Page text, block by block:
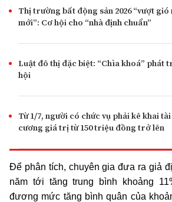
Thị trường bất động sản 2026 “vượt
mới”: Cơ hội cho “nhà định chuẩn”
Luật đô thị đặc biệt: “Chìa khoá” phát
hội
Từ 1/7, người có chức vụ phải kê khai
cương giá trị từ 150 triệu đồng trở lên
Để phân tích, chuyên gia đưa ra giả
năm tới tăng trung bình khoảng
đương mức tăng bình quân của